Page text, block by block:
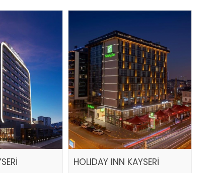
HOLIDAY INN KAYSERİ